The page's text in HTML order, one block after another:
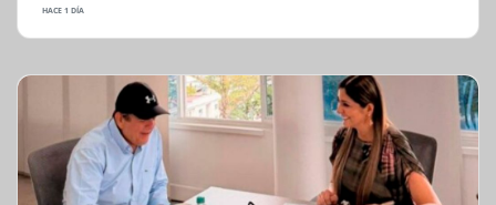
HACE 1 DÍA